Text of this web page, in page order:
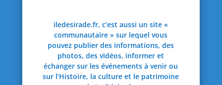
iledesirade.fr, c’est aussi un site «
communautaire » sur lequel vous
pouvez publier des informations, des
photos, des vidéos, informer et
échanger sur les événements à venir ou
sur l’Histoire, la culture et le patrimoine